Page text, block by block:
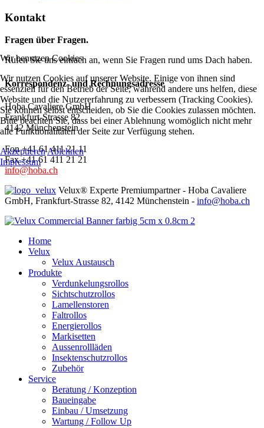
Kontakt
Fragen über Fragen.
Rufen Sie uns einfach an, wenn Sie Fragen rund ums Dach haben.
Korrespondenz- und Rechnungsadresse
Hoba Cavaliere GmbH
Frankfurt-Strasse 82
4142 Münchenstein
Fon +41 61 411 21 11
Fax +41 61 411 21 21
info@hoba.ch
Velux® Experte Premiumpartner - Hoba Cavaliere
GmbH, Frankfurt-Strasse 82, 4142 Münchenstein - info@hoba.ch
Home
Velux
Velux Austausch
Produkte
Verdunkelungsrollos
Sichtschutzrollos
Lamellenstoren
Faltrollos
Energierollos
Markisetten
Aussenrollläden
Insektenschutzrollos
Zubehör
Service
Beratung / Konzeption
Baueingabe
Einbau / Umsetzung
Wartung / Follow Up
Wir benutzen Cookies
Wir nutzen Cookies auf unserer Website. Einige von ihnen sind
essenziell für den Betrieb der Seite, während andere uns helfen, diese
Website und die Nutzererfahrung zu verbessern (Tracking Cookies).
Sie können selbst entscheiden, ob Sie die Cookies zulassen möchten.
Bitte beachten Sie, dass bei einer Ablehnung womöglich nicht mehr
alle Funktionalitäten der Seite zur Verfügung stehen.
AkzeptierenAblehnen
Impressum